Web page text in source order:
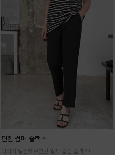
편한 썸머 슬랙스
다리가 날씬해보였던 일자 슬림 슬랙스!